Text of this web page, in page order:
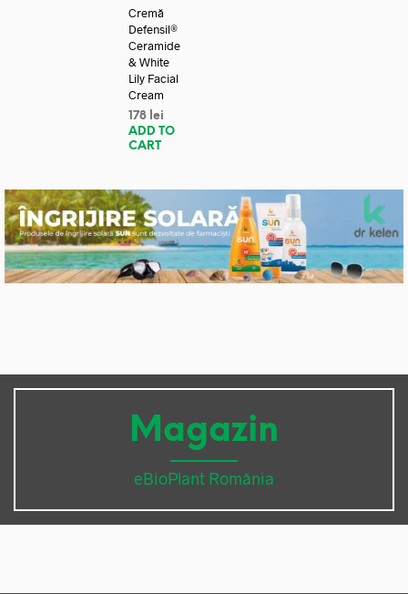
Cremă
Defensil®
Ceramide
& White
Lily Facial
Cream
178 lei
ADD TO
CART
Magazin
eBioPlant România